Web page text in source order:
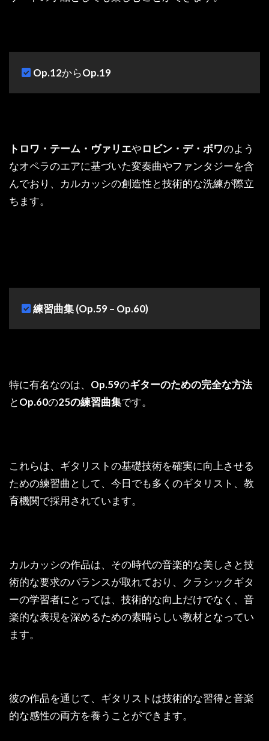
Op.12からOp.19
トロワ・テーム・ヴァリエやロビン・デ・ボワのよう
なオペラのエアに基づいた変奏曲やファンタジーを含
んでおり、カルカッシの創造性と技術的な洗練が際立
ちます。
練習曲集 (Op.59 – Op.60)
特に有名なのは、 Op.59のギターのための完全な方法
とOp.60の25の練習曲集です。
これらは、ギタリストの基礎技術を確実に向上させる
ための練習曲として、今日でも多くのギタリスト、教
育機関で採用されています。
カルカッシの作品は、その時代の音楽的な美しさと技
術的な要求のバランスが取れており、クラシックギタ
ーの学習者にとっては、技術的な向上だけでなく、音
楽的な表現を深めるための素晴らしい教材となってい
ます。
彼の作品を通じて、ギタリストは技術的な習得と音楽
的な感性の両方を養うことができます。